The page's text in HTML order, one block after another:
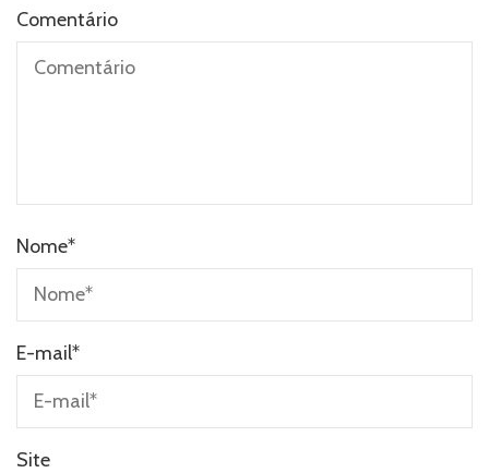
Comentário
Nome*
E-mail*
Site